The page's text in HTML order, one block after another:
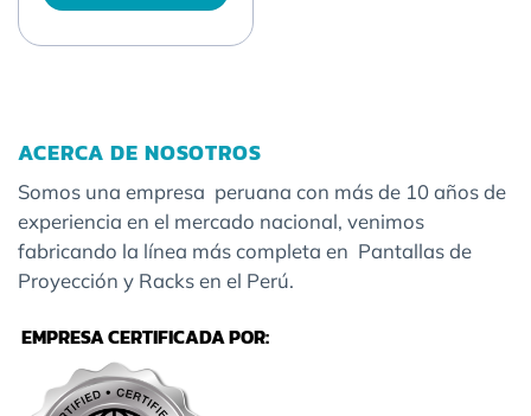
ACERCA DE NOSOTROS
Somos una empresa peruana con más de 10 años de
experiencia en el mercado nacional, venimos
fabricando la línea más completa en Pantallas de
Proyección y Racks en el Perú.
EMPRESA CERTIFICADA POR: